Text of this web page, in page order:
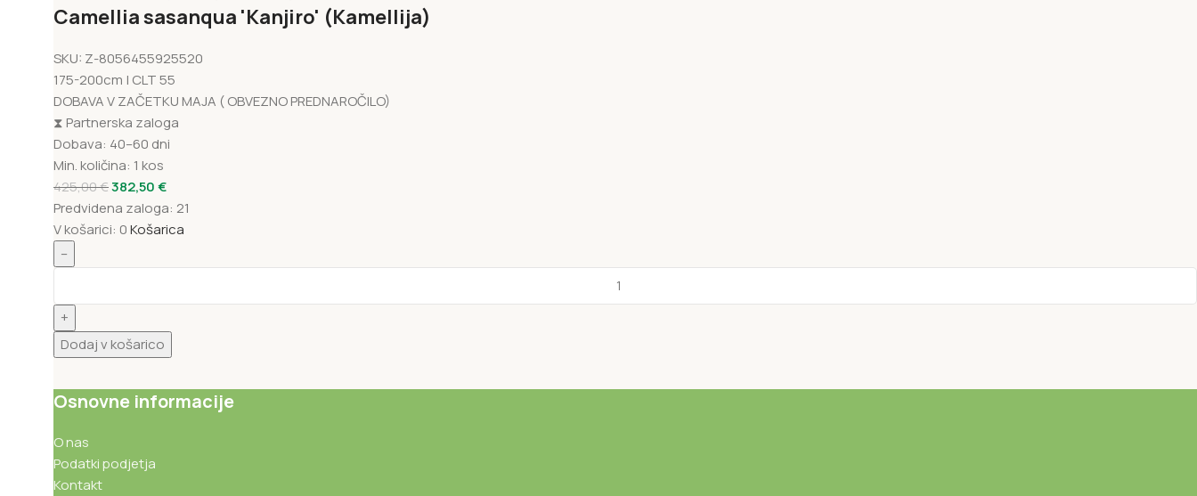
Camellia sasanqua 'Kanjiro' (Kamellija)
SKU: Z-8056455925520
175-200cm | CLT 55
DOBAVA V ZAČETKU MAJA ( OBVEZNO PREDNAROČILO)
⧗ Partnerska zaloga
Dobava: 40–60 dni
Min. količina: 1 kos
425,00€382,50€
Predvidena zaloga: 21
V košarici: 0Košarica
–
+
Dodaj v košarico
Osnovne informacije
O nas
Podatki podjetja
Kontakt